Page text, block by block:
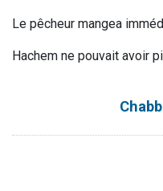
Le pêcheur mangea
Hachem ne pouvait avoir